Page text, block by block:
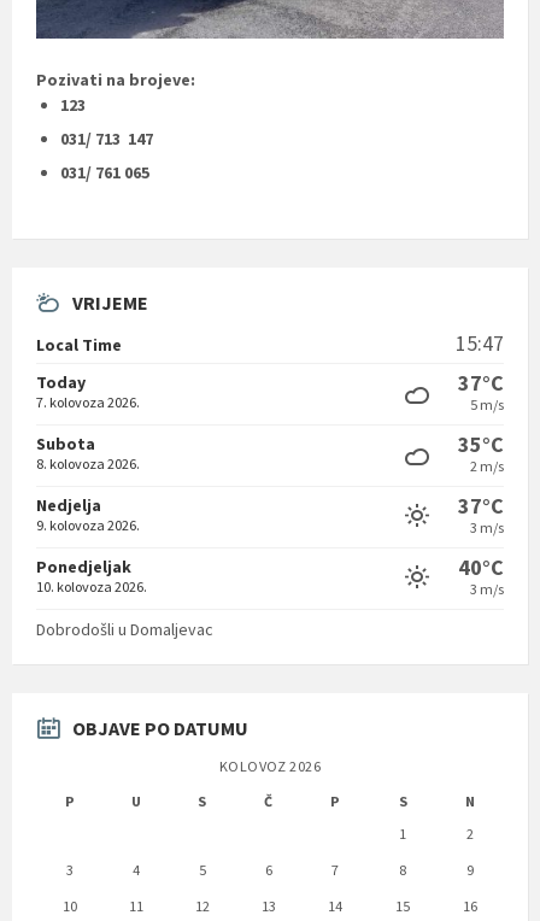
Pozivati na brojeve:
123
031/ 713 147
031/ 761 065
VRIJEME
Local Time 15:47
Today
7. kolovoza 2026.
37°C
5 m/s
Subota
8. kolovoza 2026.
35°C
2 m/s
Nedjelja
9. kolovoza 2026.
37°C
3 m/s
Ponedjeljak
10. kolovoza 2026.
40°C
3 m/s
Dobrodošli u Domaljevac
OBJAVE PO DATUMU
KOLOVOZ 2026
P
U S Č P S
N
1
2
3
4 5 6 7 8
9
10
11 12 13 14 15
16